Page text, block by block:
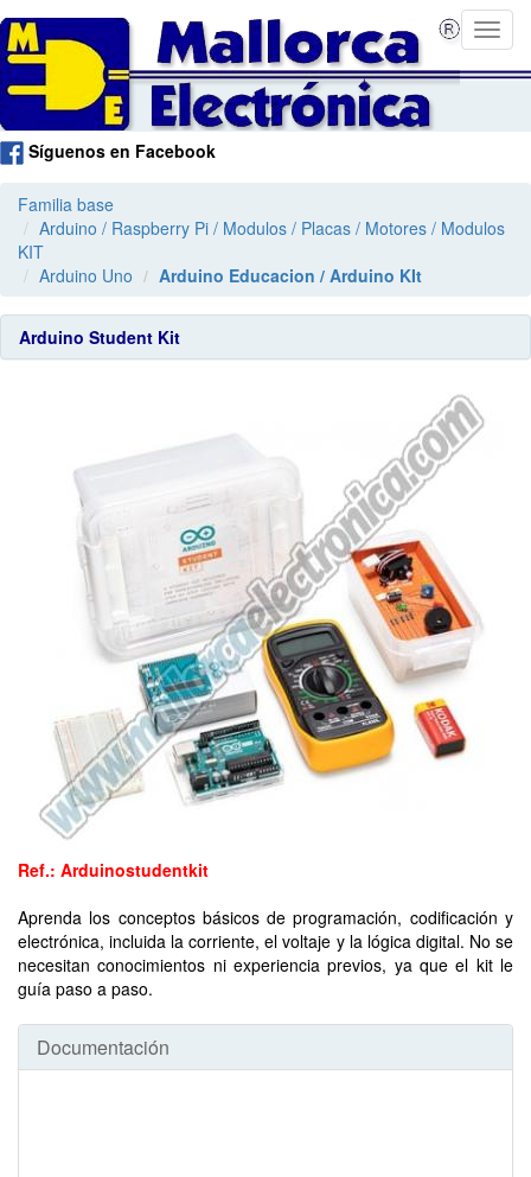
Síguenos en Facebook
Familia base
Arduino / Raspberry Pi / Modulos / Placas / Motores / Modulos
KIT
Arduino Uno
Arduino Educacion / Arduino KIt
Arduino Student Kit
Ref.: Arduinostudentkit
Aprenda los conceptos básicos de programación, codificación y
electrónica, incluida la corriente, el voltaje y la lógica digital. No se
necesitan conocimientos ni experiencia previos, ya que el kit le
guía paso a paso.
Documentación